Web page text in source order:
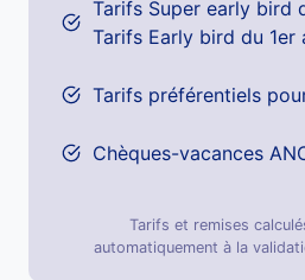
Tarifs Super early bird
Tarifs Early bird du 1er
Tarifs préférentiels
Chèques-vacances
Tarifs et remises
automatiquement à la